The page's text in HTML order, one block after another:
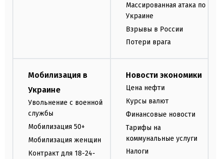
Массированная атака по
Украине
Взрывы в России
Потери врага
Мобилизация в
Украине
Увольнение с военной
службы
Мобилизация 50+
Мобилизация женщин
Контракт для 18-24-
Новости экономики
Цена нефти
Курсы валют
Финансовые новости
Тарифы на
коммунальные услуги
Налоги